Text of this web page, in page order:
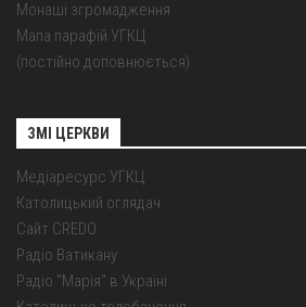
Монаші згромадження
Мапа парафій УГКЦ
(постійно доповнюється)
ЗМІ ЦЕРКВИ
Медіаресурс УГКЦ
Католицький оглядач
Сайт CREDO
Радіо Ватикану
Радіо "Марія" в Україні